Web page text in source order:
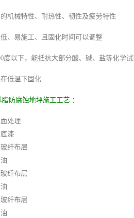
机械特性、耐热性、韧性及疲劳特性
、易施工、且固化时间可以调整
度以下，能抵抗大部分酸、碱、盐等化学
低温下固化
脂防腐蚀地坪施工工艺 ：
处理
漆
纤布层
纤布层
纤布层